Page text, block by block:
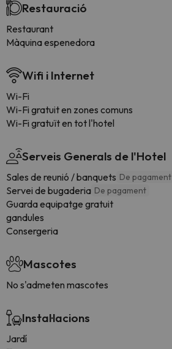
Restauració
Restaurant
Màquina espenedora
Wifi i Internet
Wi-Fi
Wi-Fi gratuit en zones comuns
Wi-Fi gratuït en tot l'hotel
Serveis Generals de l'Hotel
Sales de reunió / banquets De pagament
Servei de bugaderia De pagament
Guarda equipatge gratuit
gandules
Consergeria
Mascotes
No s'admeten mascotes
Instal·lacions
Jardí